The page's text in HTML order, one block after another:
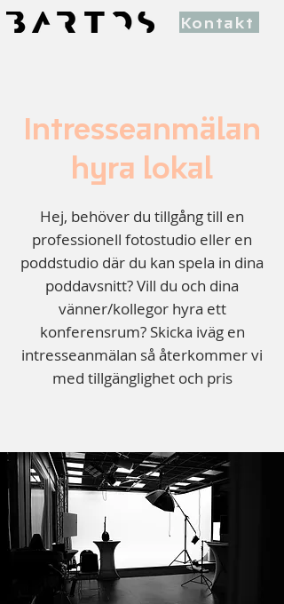
Kontakt
Intresseanmälan
hyra lokal
Hej, behöver du tillgång till en
professionell fotostudio eller en
poddstudio där du kan spela in dina
poddavsnitt? Vill du och dina
vänner/kollegor hyra ett
konferensrum? Skicka iväg en
intresseanmälan så återkommer vi
med tillgänglighet och pris